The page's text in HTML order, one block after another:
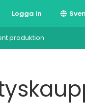
Logga in
produktion